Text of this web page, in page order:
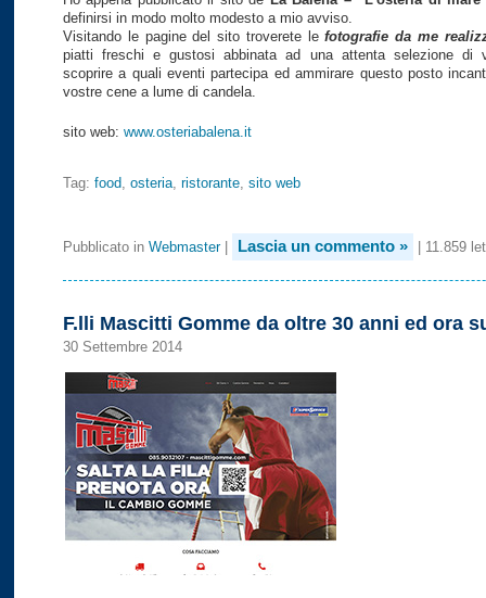
definirsi in modo molto modesto a mio avviso.
Visitando le pagine del sito troverete lefotografie da me
piatti freschi e gustosi abbinata ad una attenta selezione di
scoprire a quali eventi partecipa ed ammirare questo posto
vostre cene a lume di candela.
sito web: www.osteriabalena.it
Tag: food, osteria, ristorante, sito web
Pubblicato in Webmaster| Lascia un commento » | 11.859
F.lli Mascitti Gomme da oltre 30 anni ed ora
30 Settembre 2014